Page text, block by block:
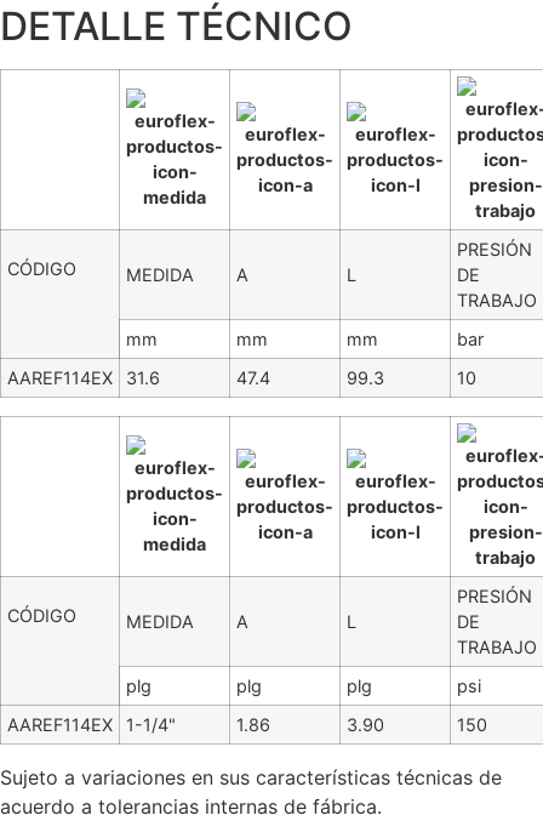
DETALLE TÉCNICO
CÓDIGO MEDIDA A L
PRESIÓN
DE
TRABAJO
mm
mm mm
bar
AAREF114EX
31.6 47.4 99.3 10
CÓDIGO MEDIDA A L
PRESIÓN
DE
TRABAJO
plg
plg plg
psi
AAREF114EX
1-1/4" 1.86 3.90 150
Sujeto a variaciones en sus características técnicas de
acuerdo a tolerancias internas de fábrica.